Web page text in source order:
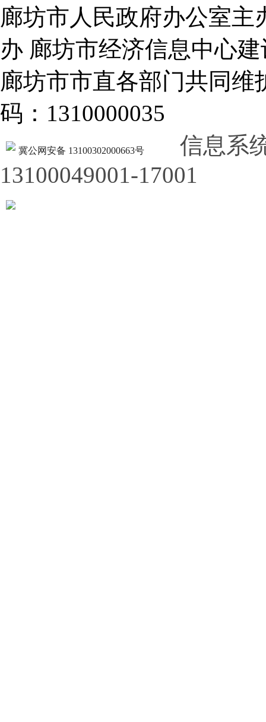
廊坊市人民政府办公室
办 廊坊市经济信息中心建
廊坊市市直各部门共同
码：1310000035
冀公网安备 13100302000663号
信息系
13100049001-17001